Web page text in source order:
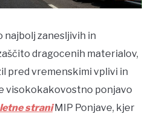
najbolj zanesljivih in
dragocenih materialov,
pred vremenskimi vplivi in
visokokakovostno ponjavo
straniMIP Ponjave, kjer